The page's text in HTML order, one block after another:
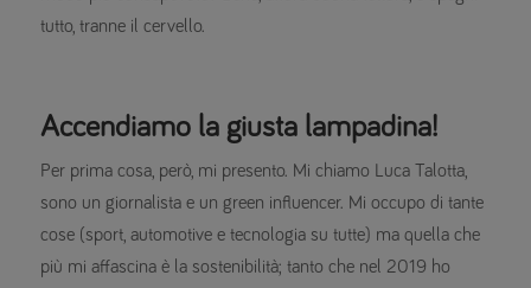
tutto, tranne il cervello.
Accendiamo la giusta lampadina!
Per prima cosa, però, mi presento. Mi chiamo Luca Talotta,
sono un giornalista e un green influencer. Mi occupo di tante
cose (sport, automotive e tecnologia su tutte) ma quella che
più mi affascina è la sostenibilità; tanto che nel 2019 ho